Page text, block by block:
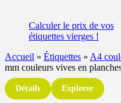
Calculerle prix de vos
étiquettes vierges !
Accueil » Étiquettes » A4
mm couleurs vives en
Détails Explorer